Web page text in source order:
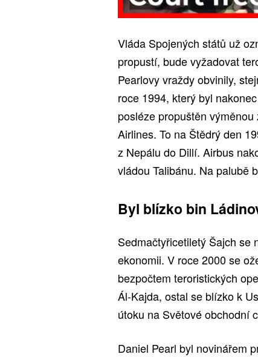
Vláda Spojených států už
propustí, bude vyžadovat
Pearlovy vraždy obvinily,
roce 1994, který byl
posléze propuštěn
Airlines. To na Štědrý den
z Nepálu do Dillí. Airbus
vládou Talibánu. Na palubě
Byl blízko bin
Sedmačtyřicetiletý Šajch se
ekonomii. V roce 2000 se
bezpočtem teroristických
Ál-Kajda, ostal se blízko k
útoku na Světové obchodní
Daniel Pearl byl novinářem